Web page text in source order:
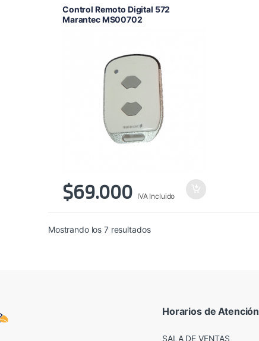
Control Remoto Digital 572
Marantec MS00702
$69.000 IVA Incluido
Mostrando los 7 resultadosOrdenado
Horarios de Atención
SALA DE VENTAS